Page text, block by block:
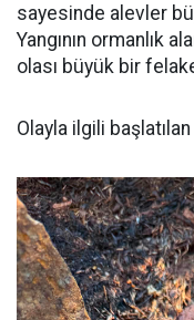
sayesinde alevler
Yangının ormanlık
olası büyük bir
Olayla ilgili